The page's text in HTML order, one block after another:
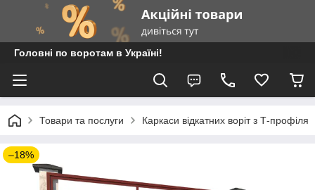
Головні по воротам в Україні!
Товари та послуги Каркаси відкатних воріт з Т-профіля
–18%